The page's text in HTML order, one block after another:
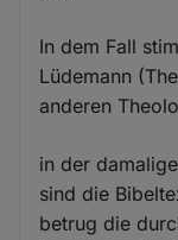
In dem Fall
Lüdemann
anderen
in der
sind die
betrug die